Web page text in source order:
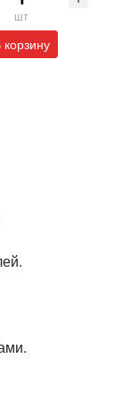
шт
корзину